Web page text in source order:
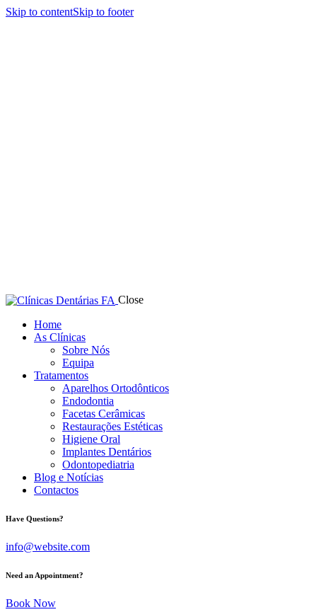
Skip to contentSkip to footer
Close
Home
As Clínicas
Sobre Nós
Equipa
Tratamentos
Aparelhos Ortodônticos
Endodontia
Facetas Cerâmicas
Restaurações Estéticas
Higiene Oral
Implantes Dentários
Odontopediatria
Blog e Notícias
Contactos
Have Questions?
info@website.com
Need an Appointment?
Book Now